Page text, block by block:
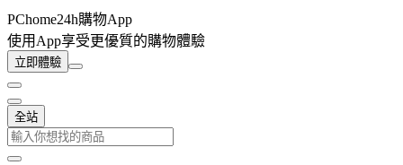
PChome24h購物App
使用App享受更優質的購物體驗
立即體驗
全站